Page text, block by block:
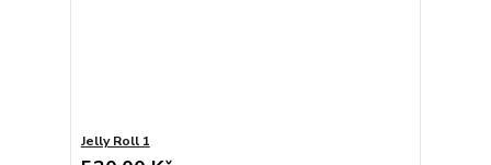
Jelly Roll 1